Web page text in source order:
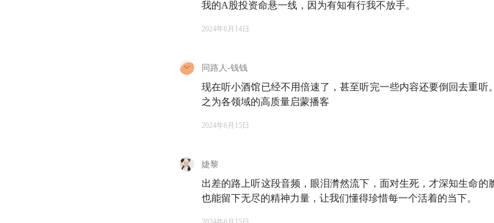
🍵 欢迎来到知行小酒馆，这是一档有知有行出品的播客节目，我们关
我是雨白。
现在，薄医生仍然忙碌在 ICU 一线，特别辛苦。我们这次聊天，就
赶来。来的路上，他不好意思地问我，能不能给他准备一杯黑咖啡。
我的A股投资命悬一线，因为有知有行我不放手。
2024年6月14日
同路人-钱钱
现在听小酒馆已经不用倍速了，甚至听完一些内容还要倒回去重听
之为各领域的高质量启蒙播客
2024年6月15日
婕黎
出差的路上听这段音频，眼泪潸然流下，面对生死，才深知生命的
也能留下无尽的精神力量，让我们懂得珍惜每一个活着的当下。